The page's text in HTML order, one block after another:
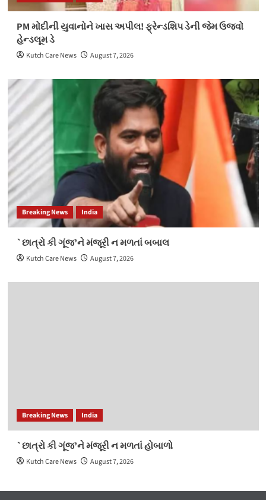
PM મોદીની યુવાનોને ખાસ અપીલ! ફ્રેન્ડશિપ ડેની જેમ ઉજવો
હેન્ડલૂમ ડે
Kutch Care News August 7, 2026
Breaking News India
`છાત્રો કી ગૂંજ’ને મંજૂરી ન મળતાં બબાલ
Kutch Care News August 7, 2026
Breaking News India
`છાત્રો કી ગૂંજ’ને મંજૂરી ન મળતાં હોબાળો
Kutch Care News August 7, 2026